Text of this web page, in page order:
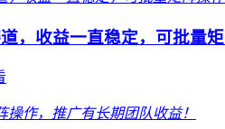
，收益一直稳定，可批量矩